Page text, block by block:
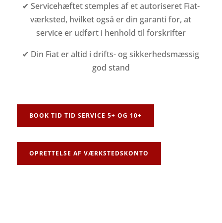
✔ Servicehæftet stemples af et autoriseret Fiat-
værksted, hvilket også er din garanti for, at
service er udført i henhold til forskrifter
✔ Din Fiat er altid i drifts- og sikkerhedsmæssig
god stand
BOOK TID TID SERVICE 5+ OG 10+
OPRETTELSE AF VÆRKSTEDSKONTO